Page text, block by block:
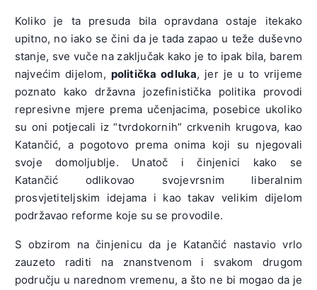
Koliko je ta presuda bila opravdana ostaje itekako
upitno, no iako se čini da je tada zapao u teže duševno
stanje, sve vuče na zaključak kako je to ipak bila, barem
najvećim dijelom, politička odluka, jer je u to vrijeme
poznato kako državna jozefinistička politika provodi
represivne mjere prema učenjacima, posebice ukoliko
su oni potjecali iz “tvrdokornih” crkvenih krugova, kao
Katančić, a pogotovo prema onima koji su njegovali
svoje domoljublje. Unatoč i činjenici kako se
Katančić odlikovao svojevrsnim liberalnim
prosvjetiteljskim idejama i kao takav velikim dijelom
podržavao reforme koje su se provodile.
S obzirom na činjenicu da je Katančić nastavio vrlo
zauzeto raditi na znanstvenom i svakom drugom
području u narednom vremenu, a što ne bi mogao da je